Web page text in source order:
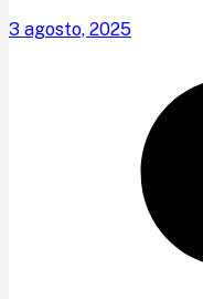
3 agosto, 2025